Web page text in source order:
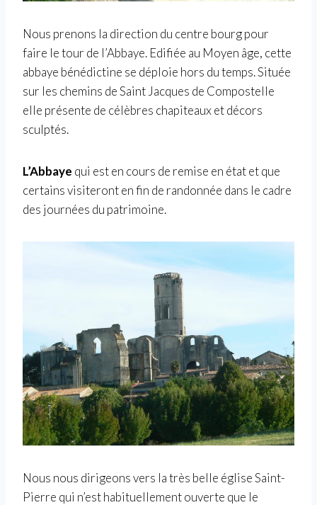
Nous prenons la direction du centre bourg pour
faire le tour de l’Abbaye. Edifiée au Moyen âge, cette
abbaye bénédictine se déploie hors du temps. Située
sur les chemins de Saint Jacques de Compostelle
elle présente de célèbres chapiteaux et décors
sculptés.
L’Abbaye qui est en cours de remise en état et que
certains visiteront en fin de randonnée dans le cadre
des journées du patrimoine.
Nous nous dirigeons vers la très belle église Saint-
Pierre qui n’est habituellement ouverte que le